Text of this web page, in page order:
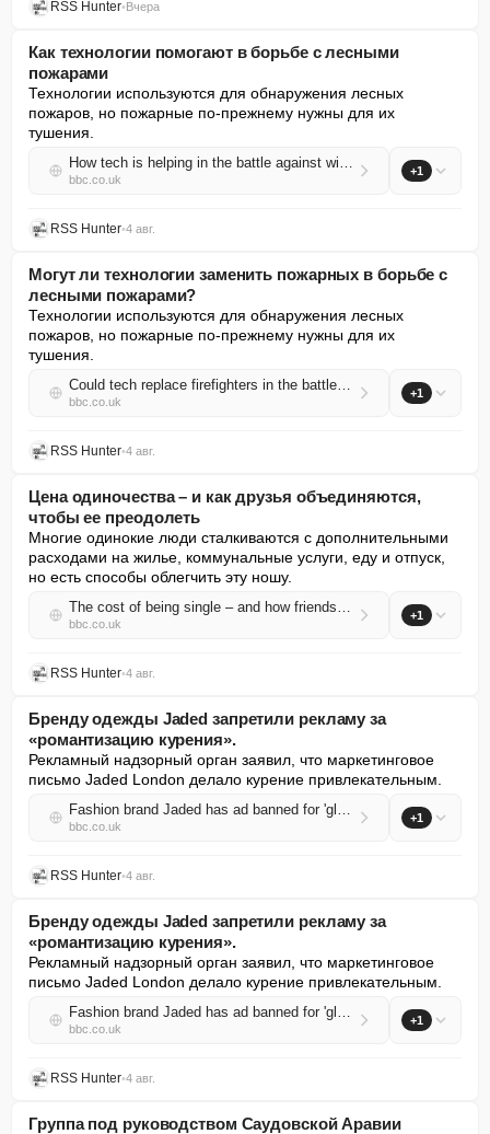
RSS Hunter•Вчера
Как технологии помогают в борьбе с лесными
пожарами
Технологии используются для обнаружения лесных
пожаров, но пожарные по-прежнему нужны для их
тушения.
How tech is helping in the battle against wildfires
bbc.co.uk
+1
RSS Hunter•4 авг.
Могут ли технологии заменить пожарных в борьбе с
лесными пожарами?
Технологии используются для обнаружения лесных
пожаров, но пожарные по-прежнему нужны для их
тушения.
Could tech replace firefighters in the battle against wildfires?
bbc.co.uk
+1
RSS Hunter•4 авг.
Цена одиночества – и как друзья объединяются,
чтобы ее преодолеть
Многие одинокие люди сталкиваются с дополнительными
расходами на жилье, коммунальные услуги, еду и отпуск,
но есть способы облегчить эту ношу.
The cost of being single – and how friends are teaming up to beat it
bbc.co.uk
+1
RSS Hunter•4 авг.
Бренду одежды Jaded запретили рекламу за
«романтизацию курения».
Рекламный надзорный орган заявил, что маркетинговое
письмо Jaded London делало курение привлекательным.
Fashion brand Jaded has ad banned for 'glamorising smoking'
bbc.co.uk
+1
RSS Hunter•4 авг.
Бренду одежды Jaded запретили рекламу за
«романтизацию курения».
Рекламный надзорный орган заявил, что маркетинговое
письмо Jaded London делало курение привлекательным.
Fashion brand Jaded has ad banned for 'glamourising smoking'
bbc.co.uk
+1
RSS Hunter•4 авг.
Группа под руководством Саудовской Аравии